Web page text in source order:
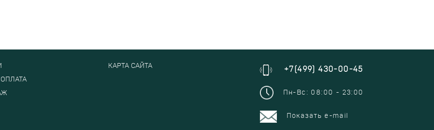
КАРТА САЙТА +7(499) 430-00-45
Пн-Вс: 08:00 - 23:00
Показать e-mail